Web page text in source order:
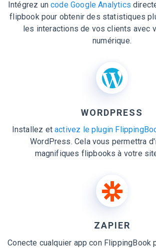
Intégrez uncode Google Analytics
flipbook pour obtenir des statistiques
les interactions de vos clients avec
numérique.
WORDPRESS
Installez etactivez le plugin
WordPress. Cela vous permettra
magnifiques flipbooks à votre
ZAPIER
Conecte cualquier app con FlippingBook